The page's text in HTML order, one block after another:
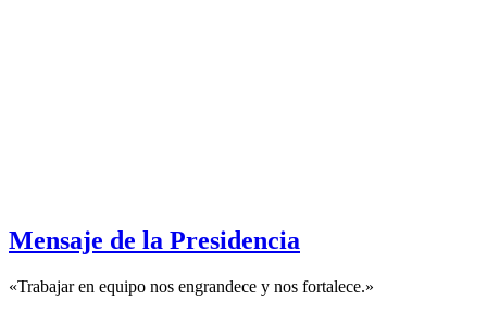
Mensaje de la Presidencia
«Trabajar en equipo nos engrandece y nos fortalece.»